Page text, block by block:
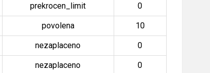
prekrocen_limit 0
povolena 10
nezaplaceno 0
nezaplaceno 0